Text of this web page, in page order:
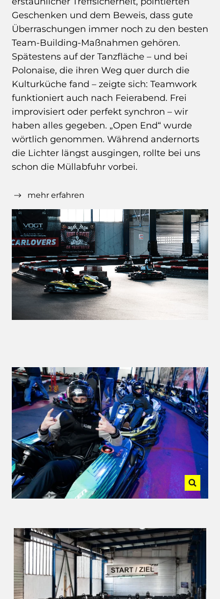
Geschenken und dem Beweis, dass gute
Überraschungen immer noch zu den besten
Team-Building-Maßnahmen gehören.
Spätestens auf der Tanzfläche – und bei
Polonaise, die ihren Weg quer durch die
Kulturküche fand – zeigte sich: Teamwork
funktioniert auch nach Feierabend. Frei
improvisiert oder perfekt synchron – wir
haben alles gegeben. „Open End“ wurde
wörtlich genommen. Während andernorts
die Lichter längst ausgingen, rollte bei uns
schon die Müllabfuhr vorbei.
Dieser Abend hat einmal mehr gezeigt, was
JOHNNY ausmacht: gemeinsames Erleben,
Vertrauen, Humor – und die Fähigkeit, auch
jenseits von Projekten als Team zu
funktionieren.
2025 war intensiv, fordernd und in vielerlei
Hinsicht legendär. Wir sind stolz auf das,
was wir gemeinsam erreicht haben, und
dankbar für alle, die diesen Weg mit uns
gegangen sind.
Ab dem07.01.2026sind wir wieder in alter
Frische für Sie da.
In dringenden Fällen erreichen Sie uns
jederzeit unter
hallo@johnny-architecture.de– das
Postfach wird auch während der
Schließtage regelmäßig geprüft.
Und jetzt: Kurs setzen auf 2026.
Wir freuen uns auf neue Projekte, frische
JOHNNY out.
mehr erfahren